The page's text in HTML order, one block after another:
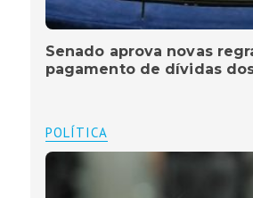
Senado aprova novas
pagamento de dívidas
POLÍTICA